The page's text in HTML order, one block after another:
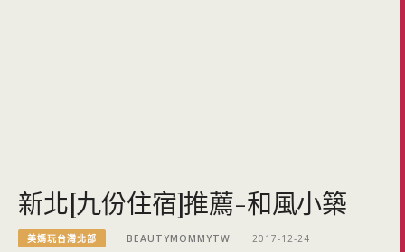
新北[九份住宿]推薦-和風小築
美媽玩台灣北部 BEAUTYMOMMYTW 2017-12-24